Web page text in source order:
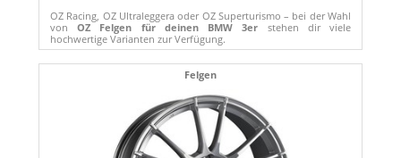
OZ Racing, OZ Ultraleggera oder OZ Superturismo – bei der Wahl
vonOZ Felgen für deinen BMW 3er stehen dir viele
hochwertige Varianten zur Verfügung.
Felgen